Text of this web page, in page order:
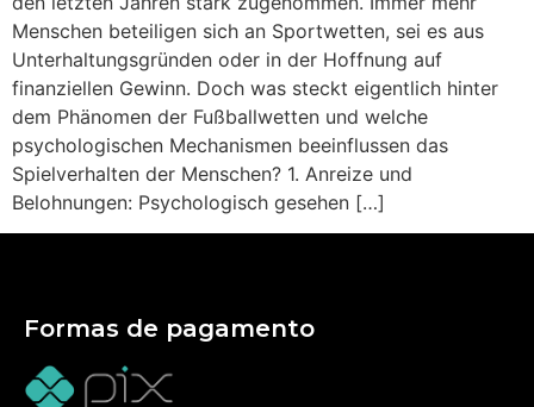
Menschen beteiligen sich an Sportwetten, sei es aus
Unterhaltungsgründen oder in der Hoffnung auf
finanziellen Gewinn. Doch was steckt eigentlich hinter
dem Phänomen der Fußballwetten und welche
psychologischen Mechanismen beeinflussen das
Spielverhalten der Menschen? 1. Anreize und
Belohnungen: Psychologisch gesehen […]
Formas de pagamento